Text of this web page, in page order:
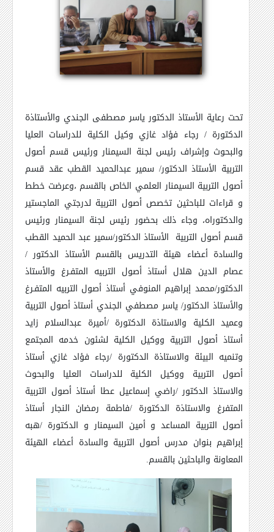
تحت رعاية الأستاذ الدكتور ياسر مصطفى الجندي والأستاذة
الدكتورة / رجاء فؤاد غازي وكيل الكلية للدراسات العليا
والبحوث وإشراف رئيس لجنة السيمنار ورئيس قسم أصول
التربية الأستاذ الدكتور/ سمير عبدالحميد القطب عقد قسم
أصول التربية السيمنار العلمي الخاص بالقسم ،وعرضت خطط
و قراءات للباحثين تخصص أصول التربية لدرجتي الماجستير
والدكتوراه، وجاء ذلك بحضور رئيس لجنة السيمنار ورئيس
قسم أصول التربية الأستاذ الدكتور/سمير عبد الحميد القطب
والسادة أعضاء هيئة التدريس بالقسم الأستاذ الدكتور /
عصام الدين هلال أستاذ أصول التربيه المتفـرغ والأستاذ
الدكتور/محمد إبراهيم المنوفي أستاذ أصول التربيه المتفـرغ
والأستاذ الدكتور/ ياسر مصطفي الجندي أستاذ أصول التربية
وعميد الكلية والاستاذة الدكتورة /أميرة عبدالسلام زايد
أستاذ أصول التربية ووكيل الكلية لشئون خدمه المجتمع
وتنميه البيئة والاستاذة الدكتورة /رجاء فؤاد غازي أستاذ
أصول التربية ووكيل الكلية للدراسات العليا والبحوث
والاستاذ الدكتور /راضي إسماعيل عطا أستاذ أصول التربية
المتفرغ والاستاذة الدكتورة /فاطمة رمضان النجار أستاذ
أصول التربية المساعد و أمين السيمنار و الدكتورة /هبه
إبراهيم بنوان مدرس أصول التربية والسادة أعضاء الهيئة
المعاونة والباحثين بالقسم.